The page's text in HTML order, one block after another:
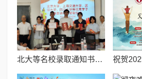
北大等名校录取通知书送达仪式在喀什市特区实验学校暖心举行